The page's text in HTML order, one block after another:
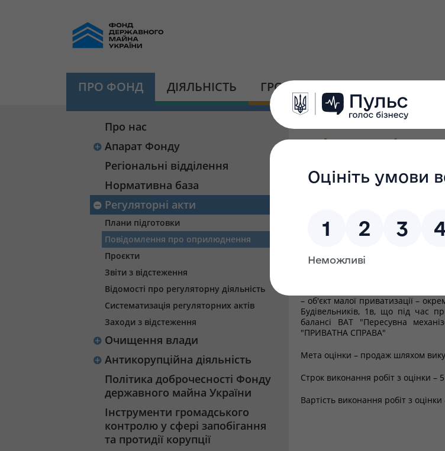
ПРО ФОНД ДІЯЛЬНІСТЬ ГРОМАДСЬКА ПЛАТФОРМА
Про нас
Апарат Фонду
Регіональні відділення
Нормативна база
Регуляторні акти
Плани підготовки
Повідомлення про оприлюднення
Проєкти
Звіти з відстеження
Відомості про регуляторну діяльність
Систематизація регуляторних актів
Заходи з відстеження
Очищення влади
Антикорупційна діяльність
Політика доброчесності Фонду
державного майна України
Інструменти громадського
контролю у сфері запобігання
та протидії корупції
Інформація
Фонду
Рівненській
оціночної
07.12.2022 року
– об'єкт малої приватизації –
Будівельників, 1в, що під час
балансі ВАТ "Пересувна
"ПРИВАТНА СПРАВА"
Мета оцінки – продаж шляхом
Строк виконання робіт з оцінки –
Вартість виконання робіт з